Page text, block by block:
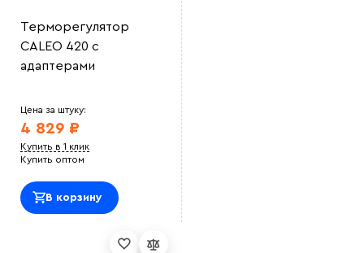
Терморегулятор
CALEO 420 с
адаптерами
Цена за штуку:
4 829 ₽
Купить в 1 клик
Купить оптом
В корзину